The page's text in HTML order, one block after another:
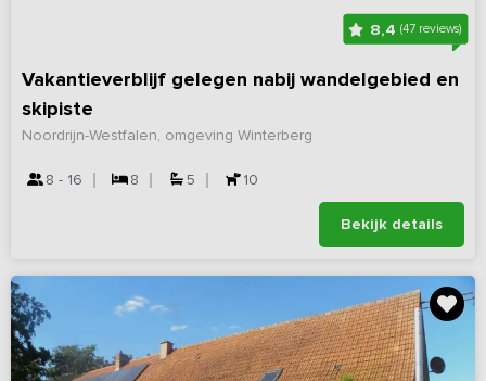
8,4 (47 reviews)
Vakantieverblijf gelegen nabij wandelgebied en
skipiste
Noordrijn-Westfalen, omgeving Winterberg
8 - 16 8 5 10
Bekijk details